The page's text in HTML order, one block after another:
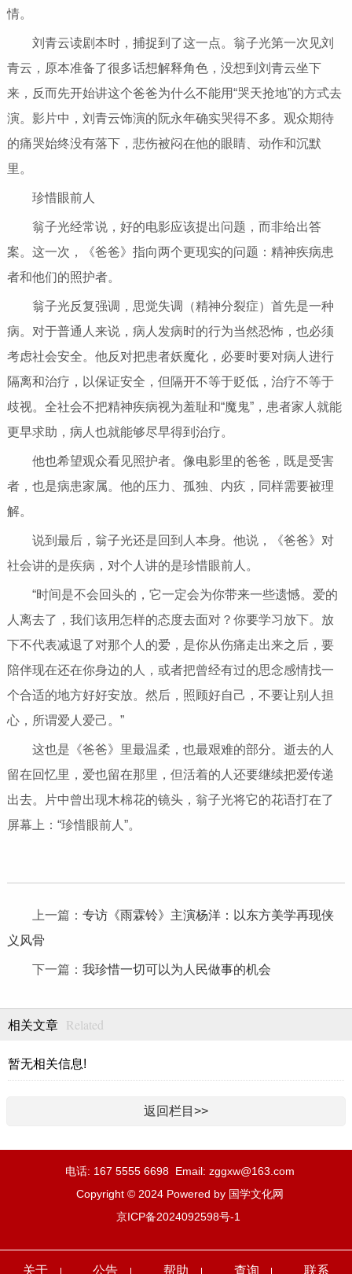
情。
刘青云读剧本时，捕捉到了这一点。翁子光第一次见刘
青云，原本准备了很多话想解释角色，没想到刘青云坐下
来，反而先开始讲这个爸爸为什么不能用“哭天抢地”的方式去
演。影片中，刘青云饰演的阮永年确实哭得不多。观众期待
的痛哭始终没有落下，悲伤被闷在他的眼睛、动作和沉默
里。
珍惜眼前人
翁子光经常说，好的电影应该提出问题，而非给出答
案。这一次，《爸爸》指向两个更现实的问题：精神疾病患
者和他们的照护者。
翁子光反复强调，思觉失调（精神分裂症）首先是一种
病。对于普通人来说，病人发病时的行为当然恐怖，也必须
考虑社会安全。他反对把患者妖魔化，必要时要对病人进行
隔离和治疗，以保证安全，但隔开不等于贬低，治疗不等于
歧视。全社会不把精神疾病视为羞耻和“魔鬼”，患者家人就能
更早求助，病人也就能够尽早得到治疗。
他也希望观众看见照护者。像电影里的爸爸，既是受害
者，也是病患家属。他的压力、孤独、内疚，同样需要被理
解。
说到最后，翁子光还是回到人本身。他说，《爸爸》对
社会讲的是疾病，对个人讲的是珍惜眼前人。
“时间是不会回头的，它一定会为你带来一些遗憾。爱的
人离去了，我们该用怎样的态度去面对？你要学习放下。放
下不代表减退了对那个人的爱，是你从伤痛走出来之后，要
陪伴现在还在你身边的人，或者把曾经有过的思念感情找一
个合适的地方好好安放。然后，照顾好自己，不要让别人担
心，所谓爱人爱己。”
这也是《爸爸》里最温柔，也最艰难的部分。逝去的人
留在回忆里，爱也留在那里，但活着的人还要继续把爱传递
出去。片中曾出现木棉花的镜头，翁子光将它的花语打在了
屏幕上：“珍惜眼前人”。
上一篇： 专访《雨霖铃》主演杨洋：以东方美学再现侠
义风骨
下一篇： 我珍惜一切可以为人民做事的机会
相关文章 Related
暂无相关信息!
返回栏目>>
电话: 167 5555 6698 Email: zggxw@163.com
Copyright © 2024 Powered by 国学文化网
京ICP备2024092598号-1
关于 公告 帮助 查询 联系